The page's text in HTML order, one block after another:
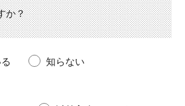
か？
知らない